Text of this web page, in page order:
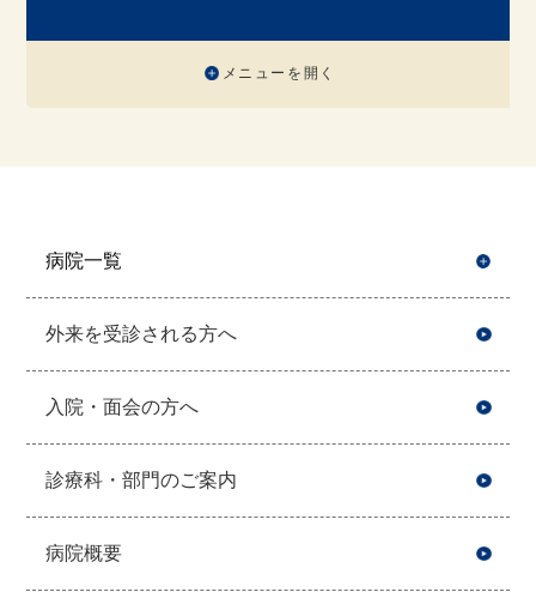
メニューを開く
病院一覧
外来を受診される方へ
入院・面会の方へ
診療科・部門のご案内
病院概要